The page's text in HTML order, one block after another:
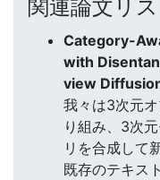
関連論文リス
Category-
with
view
我々は3次元
り組み、3次
リを合成して
既存のテキス